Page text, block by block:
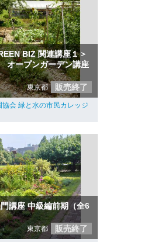
BIZ 関連講座１＞
オープンガーデン講座
東京都 販売終了
会 緑と水の市民カレッジ
講座 中級編前期（全6
東京都 販売終了